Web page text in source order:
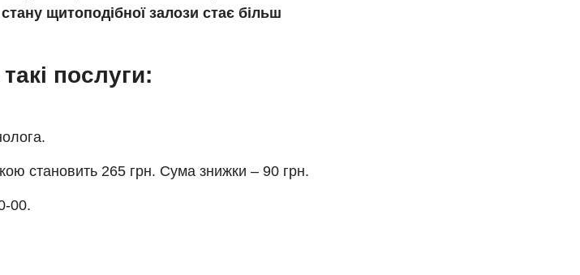
щитоподібної залози стає більш
послуги:
становить 265 грн. Сума знижки – 90 грн.
00.